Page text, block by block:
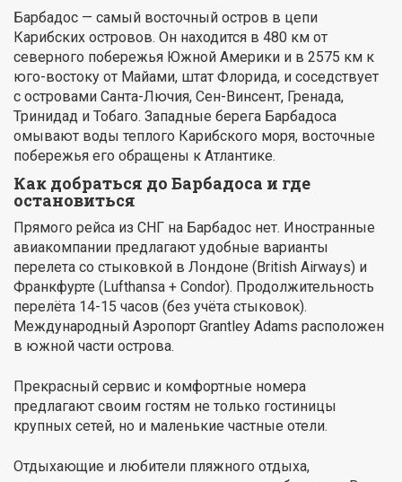
Барбадос — самый восточный остров в цепи
Карибских островов. Он находится в 480 км от
северного побережья Южной Америки и в 2575 км к
юго-востоку от Майами, штат Флорида, и соседствует
с островами Санта-Лючия, Сен-Винсент, Гренада,
Тринидад и Тобаго. Западные берега Барбадоса
омывают воды теплого Карибского моря, восточные
побережья его обращены к Атлантике.
Как добраться до Барбадоса и где
остановиться
Прямого рейса из СНГ на Барбадос нет. Иностранные
авиакомпании предлагают удобные варианты
перелета со стыковкой в Лондоне (British Airways) и
Франкфурте (Lufthansa + Condor). Продолжительность
перелёта 14-15 часов (без учёта стыковок).
Международный Аэропорт Grantley Adams расположен
в южной части острова.
Прекрасный сервис и комфортные номера
предлагают своим гостям не только гостиницы
крупных сетей, но и маленькие частные отели.
Отдыхающие и любители пляжного отдыха,